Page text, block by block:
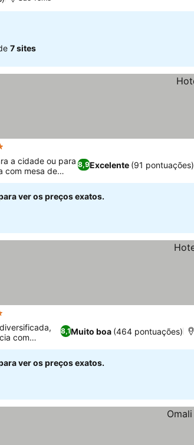
7 sites
8,9Excelente (91 pontuações)
a cidade ou para
com mesa de
ver os preços exatos.
8,1Muito boa (464 pontuações)
com
ver os preços exatos.